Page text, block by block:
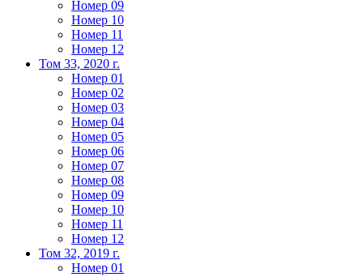
Номер 09
Номер 10
Номер 11
Номер 12
Том 33, 2020 г.
Номер 01
Номер 02
Номер 03
Номер 04
Номер 05
Номер 06
Номер 07
Номер 08
Номер 09
Номер 10
Номер 11
Номер 12
Том 32, 2019 г.
Номер 01